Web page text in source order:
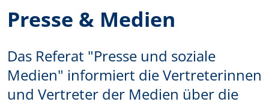
Presse & Medien
Das Referat "Presse und soziale
Medien" informiert die Vertreterinnen
und Vertreter der Medien über die